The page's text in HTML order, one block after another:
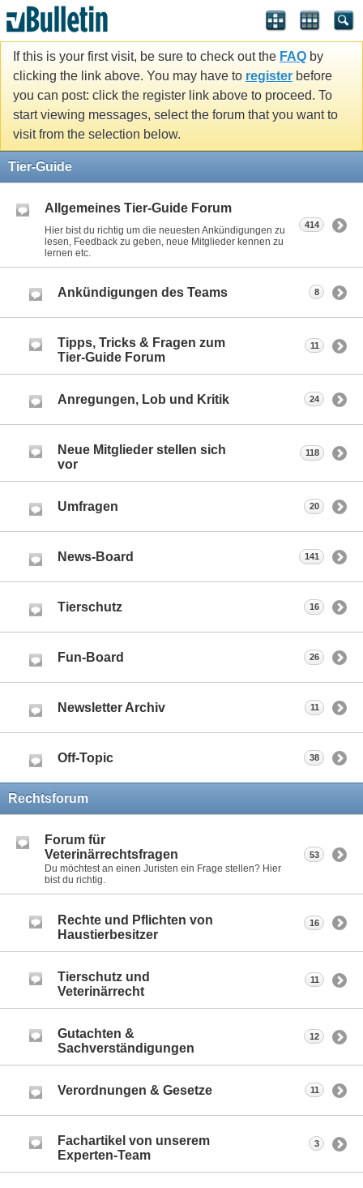
If this is your first visit, be sure to check out the FAQ by
clicking the link above. You may have to register before
you can post: click the register link above to proceed. To
start viewing messages, select the forum that you want to
visit from the selection below.
Tier-Guide
Allgemeines Tier-Guide Forum
Hier bist du richtig um die neuesten Ankündigungen zu
lesen, Feedback zu geben, neue Mitglieder kennen zu
lernen etc.
414
Ankündigungen des Teams 8
Tipps, Tricks & Fragen zum
Tier-Guide Forum
11
Anregungen, Lob und Kritik 24
Neue Mitglieder stellen sich
vor
118
Umfragen 20
News-Board 141
Tierschutz 16
Fun-Board 26
Newsletter Archiv 11
Off-Topic 38
Rechtsforum
Forum für
Veterinärrechtsfragen
Du möchtest an einen Juristen ein Frage stellen? Hier
bist du richtig.
53
Rechte und Pflichten von
Haustierbesitzer
16
Tierschutz und
Veterinärrecht
11
Gutachten &
Sachverständigungen
12
Verordnungen & Gesetze 11
Fachartikel von unserem
Experten-Team
3